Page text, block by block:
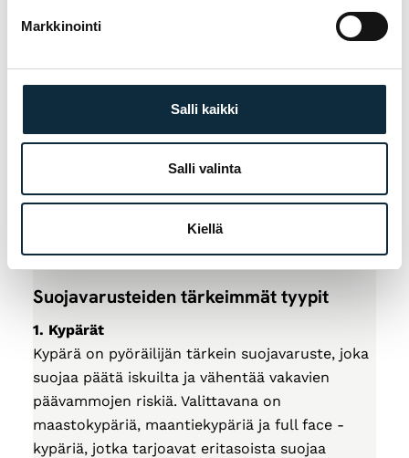
Markkinointi
Salli kaikki
Salli valinta
Kiellä
Suoja:Vähentää kaatumisten ja iskujen
aiheuttamia vammoja.
Mukavuus:Ergonominen muotoilu ja
Luottamus:Antaa pyöräilijälle mielenrauhaa
ja rohkeutta keskittyä ajamiseen teknisissä
tai haastavissa olosuhteissa.
Suojavarusteiden tärkeimmät tyypit
1. Kypärät
Kypärä on pyöräilijän tärkein suojavaruste, joka
suojaa päätä iskuilta ja vähentää vakavien
päävammojen riskiä. Valittavana on
maastokypäriä, maantiekypäriä ja full face -
kypäriä, jotka tarjoavat eritasoista suojaa